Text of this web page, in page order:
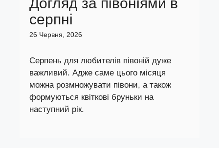
Догляд за півоніями в
серпні
26 Червня, 2026
Серпень для любителів півоній дуже
важливий. Адже саме цього місяця
можна розмножувати півони, а також
формуються квіткові бруньки на
наступний рік.